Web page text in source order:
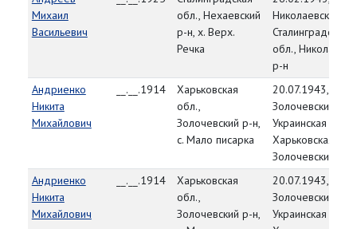
Михаил
Васильевич
обл., Нехаевский
р-н, х. Верх.
Речка
Николаевский
Сталинградская
обл.,
р-н
Андриенко
Никита
Михайлович
__.__.1914
Харьковская
обл.,
Золочевский р-н,
с. Мало писарка
20.07.1943,
Золочевский
Украинская ССР,
Харьковская
Золочевский р-н
Андриенко
Никита
Михайлович
__.__.1914
Харьковская
обл.,
Золочевский р-н,
20.07.1943,
Золочевский
Украинская ССР,